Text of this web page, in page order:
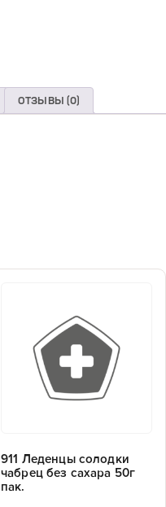
ОТЗЫВЫ (0)
911 Леденцы солодки
чабрец без сахара 50г
пак.